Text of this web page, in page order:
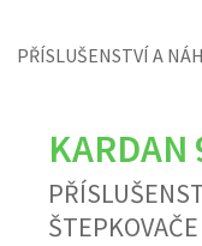
PŘÍSLUŠENSTVÍ A
KARDAN
ŠTEPKOVAČE